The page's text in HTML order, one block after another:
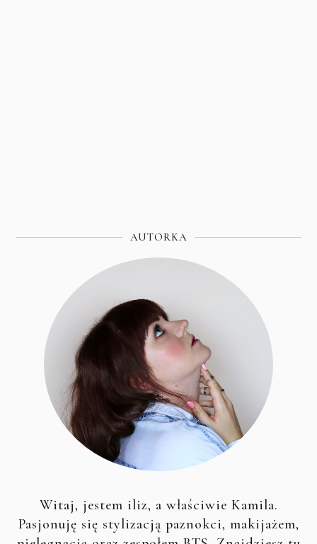
AUTORKA
Witaj, jestem iliz, a właściwie Kamila.
Pasjonuję się stylizacją paznokci, makijażem,